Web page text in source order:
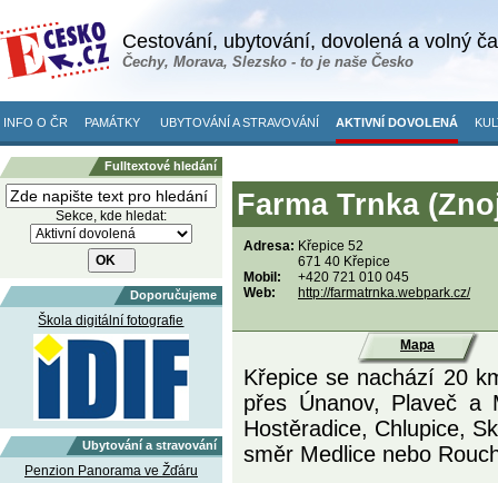
Cestování, ubytování, dovolená a volný
Čechy, Morava, Slezsko - to je naše Česko
INFO O ČR PAMÁTKY UBYTOVÁNÍ A STRAVOVÁNÍ AKTIVNÍ DOVOLENÁ
Fulltextové hledání
Sekce, kde hledat:
Doporučujeme
Škola digitální fotografie
Ubytování a stravování
Penzion Panorama ve Žďáru
Farma Trnka
Adresa: Křepice 52
671 40 Křepice
Mobil:
+420 721 010 045
Web:
http://farmatrnka.webpark.cz/
Mapa
Křepice se nachází 20
přes Únanov, Plaveč a
Hostěradice, Chlupice,
směr Medlice nebo